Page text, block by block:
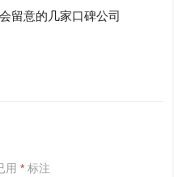
留意的几家口碑公司
用* 标注